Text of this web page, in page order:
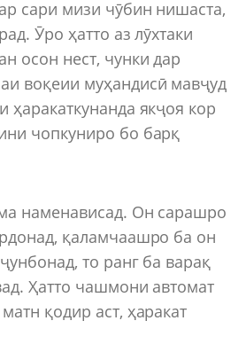
сари мизи чӯбин нишаста,
Ӯро ҳатто аз лӯхтаки
осон нест, чунки дар
воқеии муҳандисӣ мавҷуд
ҳаракаткунанда якҷоя кор
чопкуниро бо барқ
наменависад. Он сарашро
қаламчаашро ба он
то ранг ба варақ
Ҳатто чашмони автомат
қодир аст, ҳаракат